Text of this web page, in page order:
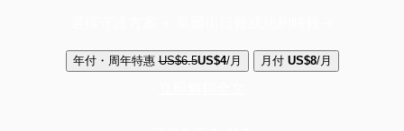
年付・周年特惠 US$6.5US$4/月 月付 US$8/月